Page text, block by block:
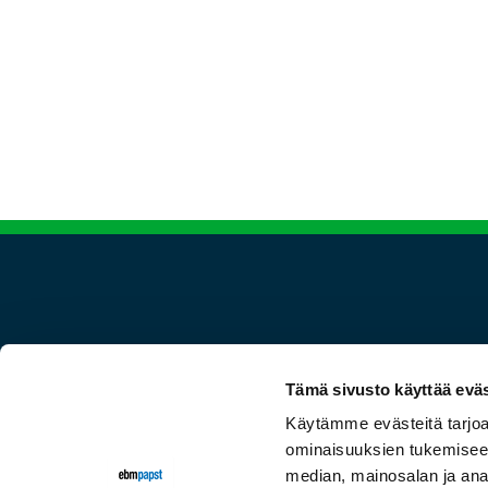
Tämä sivusto käyttää
Käytämme evästeitä
ominaisuuksien
median, mainosalan ja